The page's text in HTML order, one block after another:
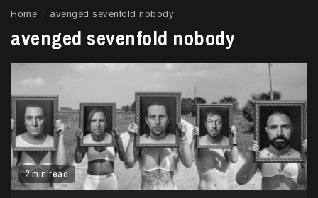
Home avenged sevenfold nobody
avenged sevenfold nobody
2 min read